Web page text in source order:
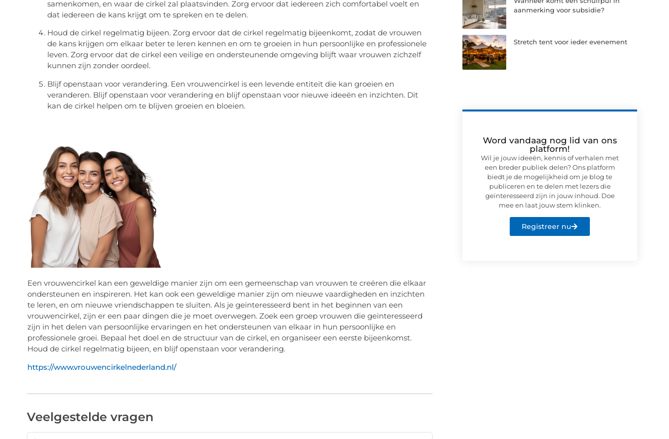
samenkomen, en waar de cirkel zal plaatsvinden. Zorg ervoor dat iedereen zich comfortabel voelt en
dat iedereen de kans krijgt om te spreken en te delen.
Houd de cirkel regelmatig bijeen. Zorg ervoor dat de cirkel regelmatig bijeenkomt, zodat de vrouwen
de kans krijgen om elkaar beter te leren kennen en om te groeien in hun persoonlijke en professionele
leven. Zorg ervoor dat de cirkel een veilige en ondersteunende omgeving blijft waar vrouwen zichzelf
kunnen zijn zonder oordeel.
Blijf openstaan voor verandering. Een vrouwencirkel is een levende entiteit die kan groeien en
veranderen. Blijf openstaan voor verandering en blijf openstaan voor nieuwe ideeën en inzichten. Dit
kan de cirkel helpen om te blijven groeien en bloeien.
Een vrouwencirkel kan een geweldige manier zijn om een gemeenschap van vrouwen te creëren die elkaar
ondersteunen en inspireren. Het kan ook een geweldige manier zijn om nieuwe vaardigheden en inzichten
te leren, en om nieuwe vriendschappen te sluiten. Als je geïnteresseerd bent in het beginnen van een
vrouwencirkel, zijn er een paar dingen die je moet overwegen. Zoek een groep vrouwen die geïnteresseerd
zijn in het delen van persoonlijke ervaringen en het ondersteunen van elkaar in hun persoonlijke en
professionele groei. Bepaal het doel en de structuur van de cirkel, en organiseer een eerste bijeenkomst.
Houd de cirkel regelmatig bijeen, en blijf openstaan voor verandering.
https://www.vrouwencirkelnederland.nl/
Veelgestelde vragen
aanmerking voor subsidie?
Stretch tent voor ieder evenement
Word vandaag nog lid van ons
platform!
Wil je jouw ideeën, kennis of verhalen met
een breder publiek delen? Ons platform
biedt je de mogelijkheid om je blog te
publiceren en te delen met lezers die
geïnteresseerd zijn in jouw inhoud. Doe
mee en laat jouw stem klinken.
Registreer nu